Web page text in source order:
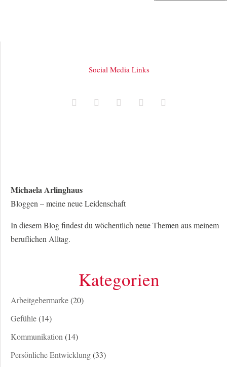
Social Media Links
Michaela Arlinghaus
Bloggen – meine neue Leidenschaft
In diesem Blog findest du wöchentlich neue Themen aus meinem
beruflichen Alltag.
Kategorien
Arbeitgebermarke(20)
Gefühle(14)
Kommunikation (14)
Persönliche Entwicklung(33)